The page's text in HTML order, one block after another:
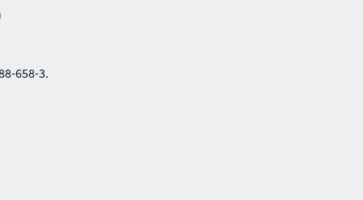
658-3.